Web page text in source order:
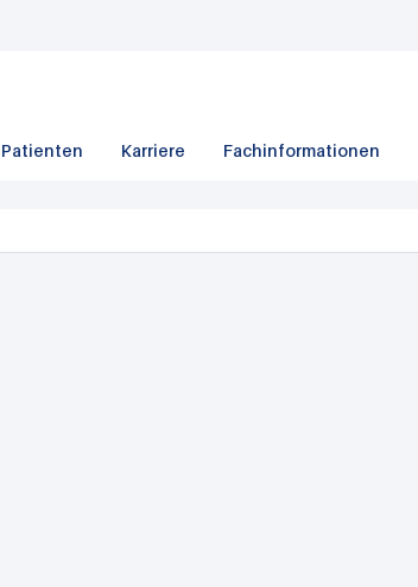
Patienten Karriere Fachinformationen